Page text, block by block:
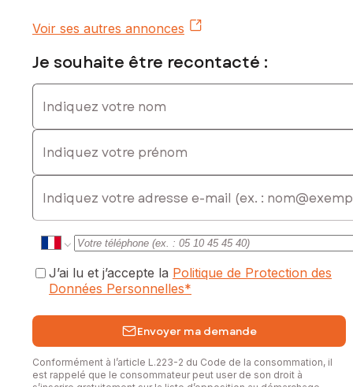
Voir ses autres annonces
Je souhaite être recontacté :
Indiquez votre nom
Indiquez votre prénom
E-mail
J’ai lu et j’accepte la Politique de Protection des
Données Personnelles*
Envoyer ma demande
Conformément à l’article L.223-2 du Code de la consommation, il
est rappelé que le consommateur peut user de son droit à